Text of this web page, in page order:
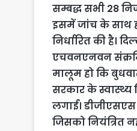
सम्बद्ध सभी 28
इसमें जांच के साथ
निर्धारित की है।
एचवनएनवन
मालूम हो कि
सरकार के स्वास्थ्य
लगाई।
जिसको नियंत्रित